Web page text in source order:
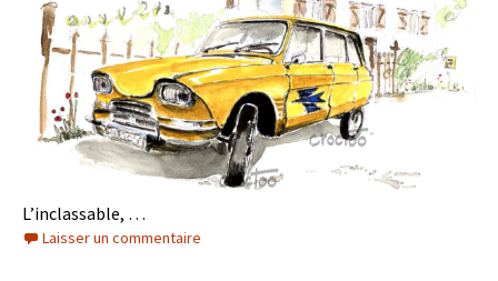
L’inclassable, …
Laisser un commentaire